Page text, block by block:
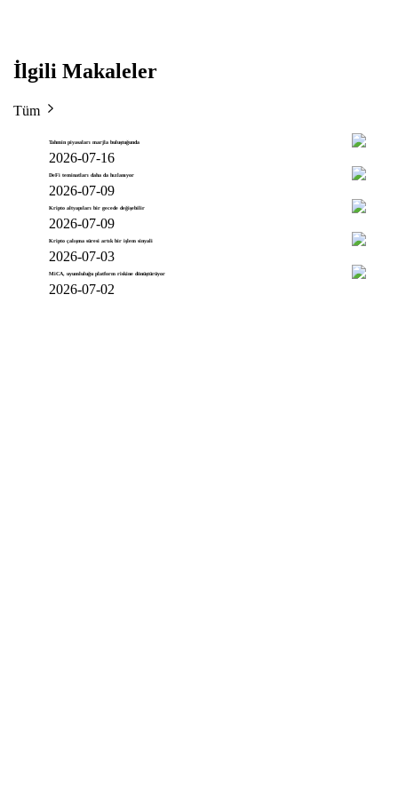
İlgili Makaleler
Tüm
Tahmin piyasaları marjla buluştuğunda
2026-07-16
DeFi teminatları daha da hızlanıyor
2026-07-09
Kripto altyapıları bir gecede değişebilir
2026-07-09
Kripto çalışma süresi artık bir işlem sinyali
2026-07-03
MiCA, uyumluluğu platform riskine dönüştürüyor
2026-07-02